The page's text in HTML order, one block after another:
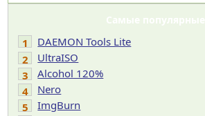
Самые популярные
1
DAEMON Tools Lite
2
UltraISO
3
Alcohol 120%
4
Nero
5
ImgBurn